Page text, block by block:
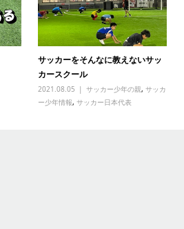
サッカーをそんなに教えないサッ
カースクール
2021.08.05 サッカー少年の親,サッカ
ー少年情報,サッカー日本代表